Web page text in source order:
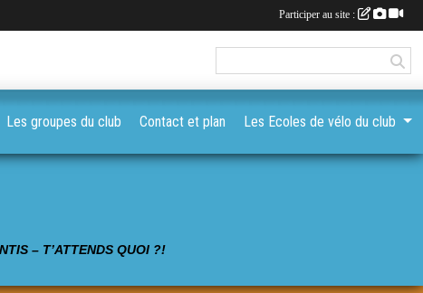
– T’ATTENDS QUOI ?!
Les groupes du club Contact et plan Les Ecoles de vélo du club
Participer au site :